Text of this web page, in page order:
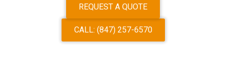
CALL: (847) 257-6570
REQUEST A QUOTE